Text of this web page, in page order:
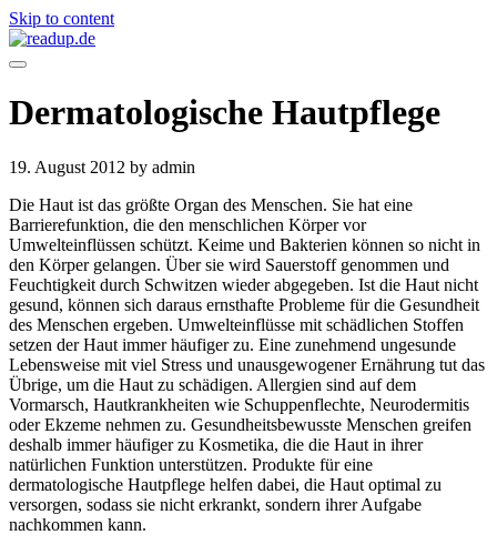
Skip to content
Dermatologische Hautpflege
19. August 2012 by admin
Die Haut ist das größte Organ des Menschen. Sie hat eine
Barrierefunktion, die den menschlichen Körper vor
Umwelteinflüssen schützt. Keime und Bakterien können so nicht in
den Körper gelangen. Über sie wird Sauerstoff genommen und
Feuchtigkeit durch Schwitzen wieder abgegeben. Ist die Haut nicht
gesund, können sich daraus ernsthafte Probleme für die Gesundheit
des Menschen ergeben. Umwelteinflüsse mit schädlichen Stoffen
setzen der Haut immer häufiger zu. Eine zunehmend ungesunde
Lebensweise mit viel Stress und unausgewogener Ernährung tut das
Übrige, um die Haut zu schädigen. Allergien sind auf dem
Vormarsch, Hautkrankheiten wie Schuppenflechte, Neurodermitis
oder Ekzeme nehmen zu. Gesundheitsbewusste Menschen greifen
deshalb immer häufiger zu Kosmetika, die die Haut in ihrer
natürlichen Funktion unterstützen. Produkte für eine
dermatologische Hautpflege helfen dabei, die Haut optimal zu
versorgen, sodass sie nicht erkrankt, sondern ihrer Aufgabe
nachkommen kann.